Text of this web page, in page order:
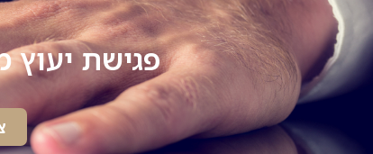
פגישת יעוץ